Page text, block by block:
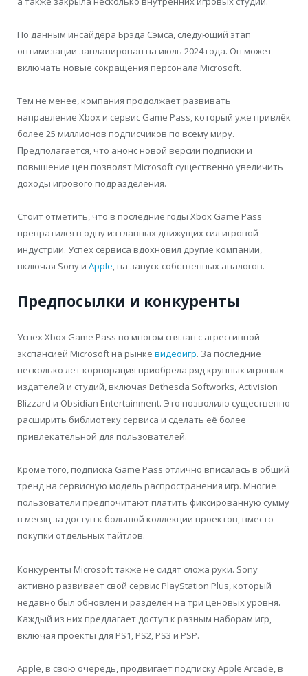
По данным инсайдера Брэда Сэмса, следующий этап
оптимизации запланирован на июль 2024 года. Он может
включать новые сокращения персонала Microsoft.
Тем не менее, компания продолжает развивать
направление Xbox и сервис Game Pass, который уже привлёк
более 25 миллионов подписчиков по всему миру.
Предполагается, что анонс новой версии подписки и
повышение цен позволят Microsoft существенно увеличить
доходы игрового подразделения.
Стоит отметить, что в последние годы Xbox Game Pass
превратился в одну из главных движущих сил игровой
индустрии. Успех сервиса вдохновил другие компании,
включая Sony и Apple, на запуск собственных аналогов.
Предпосылки и конкуренты
Успех Xbox Game Pass во многом связан с агрессивной
экспансией Microsoft на рынке видеоигр. За последние
несколько лет корпорация приобрела ряд крупных игровых
издателей и студий, включая Bethesda Softworks, Activision
Blizzard и Obsidian Entertainment. Это позволило существенно
расширить библиотеку сервиса и сделать её более
привлекательной для пользователей.
Кроме того, подписка Game Pass отлично вписалась в общий
тренд на сервисную модель распространения игр. Многие
пользователи предпочитают платить фиксированную сумму
в месяц за доступ к большой коллекции проектов, вместо
покупки отдельных тайтлов.
Конкуренты Microsoft также не сидят сложа руки. Sony
активно развивает свой сервис PlayStation Plus, который
недавно был обновлён и разделён на три ценовых уровня.
Каждый из них предлагает доступ к разным наборам игр,
включая проекты для PS1, PS2, PS3 и PSP.
Apple, в свою очередь, продвигает подписку Apple Arcade, в